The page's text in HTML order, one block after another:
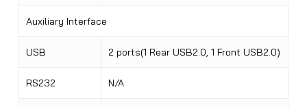
Auxiliary Interface
USB 2 ports(1 Rear USB2.0, 1 Front USB2.0)
RS232 N/A